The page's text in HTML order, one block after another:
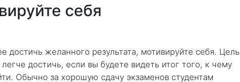
себя
достичь желанного результата, мотивируйте себя. Цель
достичь, если вы будете видеть итог того, к чему
Обычно за хорошую сдачу экзаменов студентам